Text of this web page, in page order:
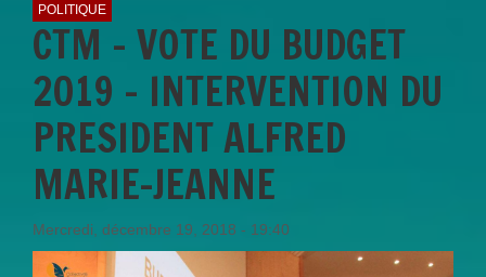
POLITIQUE
CTM - VOTE DU BUDGET
2019 - INTERVENTION DU
PRESIDENT ALFRED
MARIE-JEANNE
Mercredi, décembre 19, 2018 - 19:40